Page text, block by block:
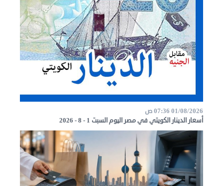
01/08/2026 07:36 ص
أسعار الدينار الكويتي في مصر اليوم السبت 1 - 8 - 2026